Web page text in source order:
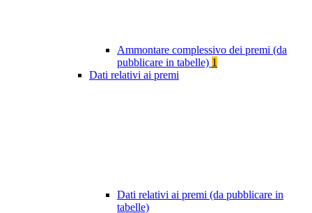
Ammontare complessivo dei premi (da
pubblicare in tabelle) 1
Dati relativi ai premi
Dati relativi ai premi (da pubblicare in
tabelle)